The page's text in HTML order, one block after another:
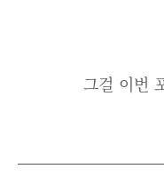
그걸 이번